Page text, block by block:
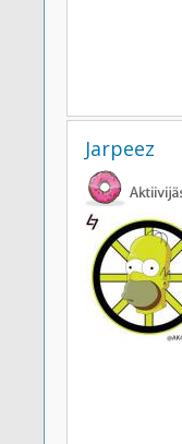
Jarpeez